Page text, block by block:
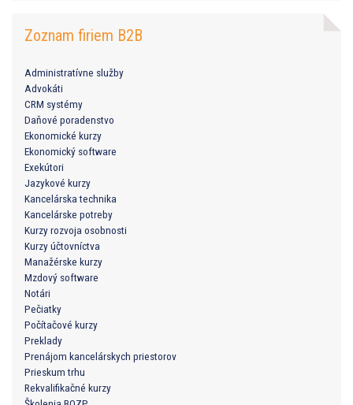
Zoznam firiem B2B
Administratívne služby
Advokáti
CRM systémy
Daňové poradenstvo
Ekonomické kurzy
Ekonomický software
Exekútori
Jazykové kurzy
Kancelárska technika
Kancelárske potreby
Kurzy rozvoja osobnosti
Kurzy účtovníctva
Manažérske kurzy
Mzdový software
Notári
Pečiatky
Počítačové kurzy
Preklady
Prenájom kancelárskych priestorov
Prieskum trhu
Rekvalifikačné kurzy